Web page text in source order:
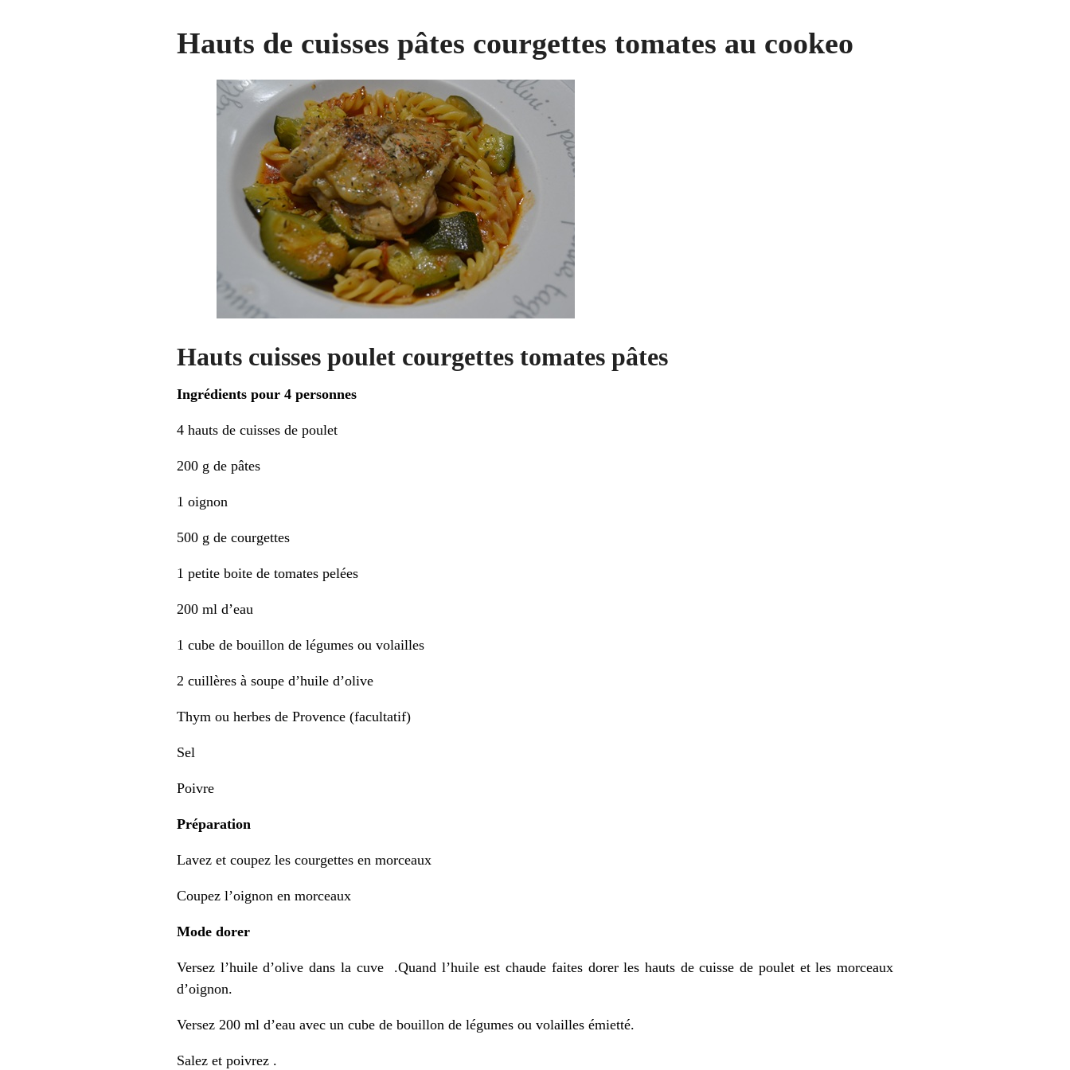
Hauts de cuisses pâtes courgettes tomates au cookeo
Hauts cuisses poulet courgettes tomates pâtes
Ingrédients pour 4 personnes
4 hauts de cuisses de poulet
200 g de pâtes
1 oignon
500 g de courgettes
1 petite boite de tomates pelées
200 ml d’eau
1 cube de bouillon de légumes ou volailles
2 cuillères à soupe d’huile d’olive
Thym ou herbes de Provence (facultatif)
Sel
Poivre
Préparation
Lavez et coupez les courgettes en morceaux
Coupez l’oignon en morceaux
Mode dorer
Versez l’huile d’olive dans la cuve .Quand l’huile est chaude faites dorer les hauts de cuisse de poulet et les morceaux
d’oignon.
Versez 200 ml d’eau avec un cube de bouillon de légumes ou volailles émietté.
Salez et poivrez .